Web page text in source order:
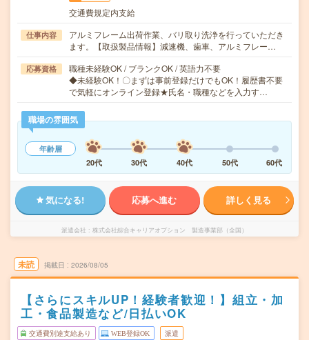
交通費規定内支給
仕事内容
アルミフレーム出荷作業、バリ取り洗浄を行っていただき
ます。【取扱製品情報】減速機、歯車、アルミフレー…
応募資格
職種未経験OK / ブランクOK / 英語力不要
◆未経験OK！〇まずは事前登録だけでもOK！履歴書不要
で気軽にオンライン登録★氏名・職種などを入力す…
職場の雰囲気
年齢層
20代
30代 40代 50代 60代
気になる! 応募へ進む 詳しく見る
派遣会社 株式会社綜合キャリアオプション 製造事業部（全国）
未読 掲載日 2026/08/05
【さらにスキルUP！経験者歓迎！】組立・加
工・食品製造など/日払いOK
交通費別途支給あり WEB登録OK 派遣